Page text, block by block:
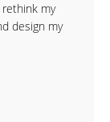
my
design my